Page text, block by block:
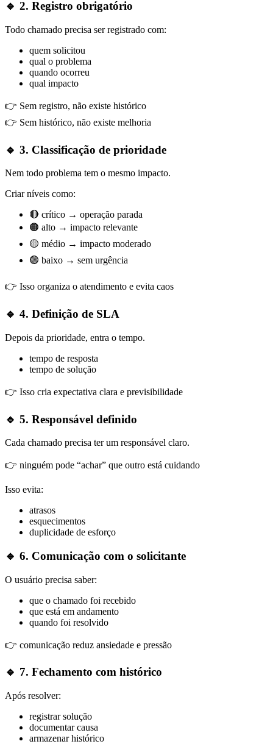
🔹 2. Registro obrigatório
Todo chamado precisa ser registrado com:
quem solicitou
qual o problema
quando ocorreu
qual impacto
👉 Sem registro, não existe histórico
👉 Sem histórico, não existe melhoria
🔹 3. Classificação de prioridade
Nem todo problema tem o mesmo impacto.
Criar níveis como:
🔴 crítico → operação parada
🟠 alto → impacto relevante
🟡 médio → impacto moderado
🟢 baixo → sem urgência
👉 Isso organiza o atendimento e evita caos
🔹 4. Definição de SLA
Depois da prioridade, entra o tempo.
tempo de resposta
tempo de solução
👉 Isso cria expectativa clara e previsibilidade
🔹 5. Responsável definido
Cada chamado precisa ter um responsável claro.
👉 ninguém pode “achar” que outro está cuidando
Isso evita:
atrasos
esquecimentos
duplicidade de esforço
🔹 6. Comunicação com o solicitante
O usuário precisa saber:
que o chamado foi recebido
que está em andamento
quando foi resolvido
👉 comunicação reduz ansiedade e pressão
🔹 7. Fechamento com histórico
Após resolver:
registrar solução
documentar causa
armazenar histórico